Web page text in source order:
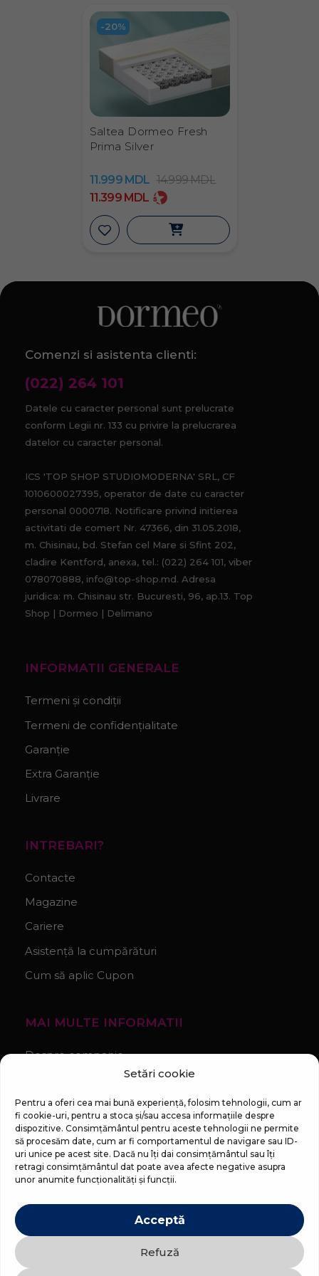
Setări cookie
Pentru a oferi cea mai bună experiență, folosim tehnologii, cum ar
fi cookie-uri, pentru a stoca și/sau accesa informațiile despre
dispozitive. Consimțământul pentru aceste tehnologii ne permite
să procesăm date, cum ar fi comportamentul de navigare sau ID-
uri unice pe acest site. Dacă nu îți dai consimțământul sau îți
retragi consimțământul dat poate avea afecte negative asupra
unor anumite funcționalități și funcții.
Acceptă
Refuză
Echilibrat
Octaspring®, 3
ventilație
cald și celor care
diferite
-20%
Saltea Dormeo Fresh
Prima Silver
11.999 MDL 14.999MDL
11.399 MDL
Comenzi si asistenta clienti:
(022) 264 101
Datele cu caracter personal sunt prelucrate
conform Legii nr. 133 cu privire la prelucrarea
datelor cu caracter personal.
ICS 'TOP SHOP STUDIOMODERNA' SRL, CF
1010600027395, operator de date cu caracter
personal 0000718. Notificare privind initierea
activitati de comert Nr. 47366, din 31.05.2018,
m. Chisinau, bd. Stefan cel Mare si Sfint 202,
cladire Kentford, anexa, tel.: (022) 264 101, viber
078070888, info@top-shop.md. Adresa
juridica: m. Chisinau str. Bucuresti, 96, ap.13. Top
Shop | Dormeo | Delimano
INFORMATII GENERALE
Termeni și condiții
Termeni de confidențialitate
Garanție
Extra Garanție
Livrare
INTREBARI?
Contacte
Magazine
Cariere
Asistență la cumpărături
Cum să aplic Cupon
MAI MULTE INFORMATII
Despre companie
Regulament Campanie „100 zile pana la vis”
Toate drepturile sunt rezervate.
Folosim plată sigură